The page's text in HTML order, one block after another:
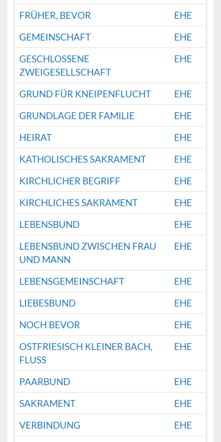
FRÜHER, BEVOR
EHE
GEMEINSCHAFT
EHE
GESCHLOSSENE
ZWEIGESELLSCHAFT
EHE
GRUND FÜR KNEIPENFLUCHT
EHE
GRUNDLAGE DER FAMILIE
EHE
HEIRAT
EHE
KATHOLISCHES SAKRAMENT
EHE
KIRCHLICHER BEGRIFF
EHE
KIRCHLICHES SAKRAMENT
EHE
LEBENSBUND
EHE
LEBENSBUND ZWISCHEN FRAU
UND MANN
EHE
LEBENSGEMEINSCHAFT
EHE
LIEBESBUND
EHE
NOCH BEVOR
EHE
OSTFRIESISCH KLEINER BACH,
FLUSS
EHE
PAARBUND
EHE
SAKRAMENT
EHE
VERBINDUNG
EHE